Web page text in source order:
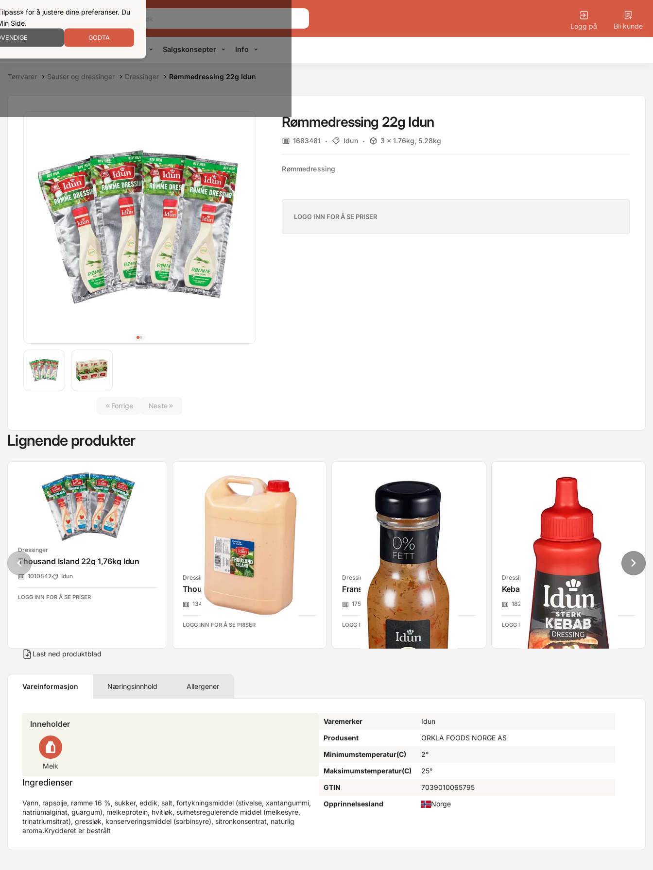
for å justere dine preferanser. Du
Side.
GODTA
Logg på Bli kunde
Kampanjer Produkter Konsepter Salgskonsepter Info
Tørrvarer Sauser og dressinger Dressinger Rømmedressing 22g Idun
Forrige Neste
Rømmedressing 22g Idun
1683481 Idun 3 x 1.76kg, 5.28kg
Rømmedressing
LOGG INN FOR Å SE PRISER
Lignende produkter
Dressinger
Thousand Island 22g 1,76kg Idun
1010842 Idun
LOGG INN FOR Å SE PRISER
Dressinger
Thousand Island 5kg Idun
1345974 Idun
LOGG INN FOR Å SE PRISER
Dressinger
Fransk Dressing 265g Idun
1751999 Idun
LOGG INN FOR Å SE PRISER
Dressinger
Kebabdressing Sterk 890g Idun
1826395 Idun
LOGG INN FOR Å SE PRISER
Last ned produktblad
Vareinformasjon Næringsinnhold Allergener
Inneholder
Melk
Ingredienser
Vann, rapsolje, rømme 16 %, sukker, eddik, salt, fortykningsmiddel (stivelse, xantangummi,
natriumalginat, guargum), melkeprotein, hvitløk, surhetsregulerende middel (melkesyre,
trinatriumsitrat), gressløk, konserveringsmiddel (sorbinsyre), sitronkonsentrat, naturlig
aroma.Krydderet er bestrålt
Varemerker
Idun
Produsent
ORKLA FOODS NORGE AS
Minimumstemperatur(C)
2°
Maksimumstemperatur(C)
25°
GTIN
7039010065795
Opprinnelsesland
Norge